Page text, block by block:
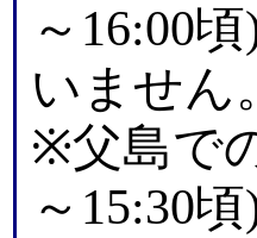
～16:00
いません。
※父島で
～15:30